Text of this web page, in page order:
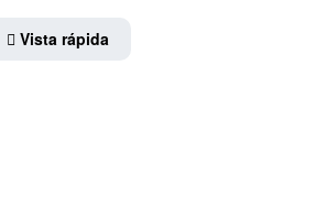
Vista rápida